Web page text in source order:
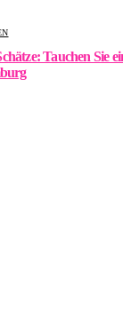
Tauchen Sie